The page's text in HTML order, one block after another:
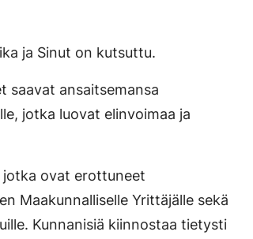
ja Sinut on kutsuttu.
saavat ansaitsemansa
jotka luovat elinvoimaa ja
jotka ovat erottuneet
Maakunnalliselle Yrittäjälle sekä
Kunnanisiä kiinnostaa tietysti